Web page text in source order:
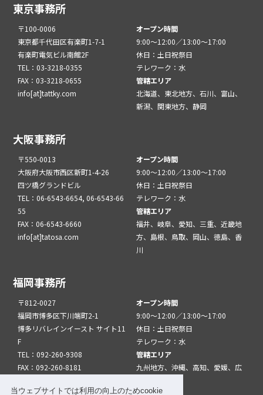
当ウェブサイトでは利用の向上のためcookie
東京事務所
〒100-0006
東京都千代田区有楽町1-7-1
有楽町電気ビル南館2F
TEL：03-3218-0355
FAX：03-3218-0655
info[at]tattky.com
オープン時間
9:00～12:00／13:00～17:00
休日：土日祝祭日
テレワーク：水
管轄エリア
北海道、東北地方、石川、富山、
新潟、関東地方、静岡
大阪事務所
〒550-0013
大阪府大阪市西区新町1-4-26
四ツ橋グランドビル
TEL：06-6543-6654, 06-6543-66
55
FAX：06-6543-6660
info[at]tatosa.com
オープン時間
9:00～12:00／13:00～17:00
休日：土日祝祭日
テレワーク：水
管轄エリア
福井、岐阜、愛知、三重、近畿地
方、島根、鳥取、岡山、徳島、香
川
福岡事務所
〒812-0027
福岡市博多区下川端町2-1
博多リバレインイースト サイト11
F
TEL：092-260-9308
FAX：092-260-8181
オープン時間
9:00～12:00／13:00～17:00
休日：土日祝祭日
テレワーク：水
管轄エリア
九州地方、沖縄、高知、愛媛、広